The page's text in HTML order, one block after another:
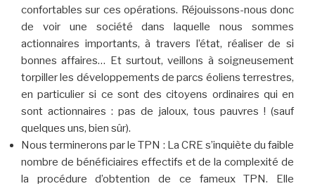
confortables sur ces opérations. Réjouissons-nous donc
de voir une société dans laquelle nous sommes
actionnaires importants, à travers l’état, réaliser de si
bonnes affaires… Et surtout, veillons à soigneusement
torpiller les développements de parcs éoliens terrestres,
en particulier si ce sont des citoyens ordinaires qui en
sont actionnaires : pas de jaloux, tous pauvres ! (sauf
quelques uns, bien sûr).
Nous terminerons par le TPN : La CRE s’inquiète du faible
nombre de bénéficiaires effectifs et de la complexité de
la procédure d’obtention de ce fameux TPN. Elle